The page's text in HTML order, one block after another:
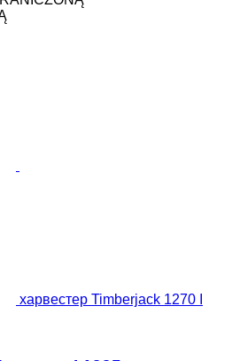
харвестер Timberjack 1270 I